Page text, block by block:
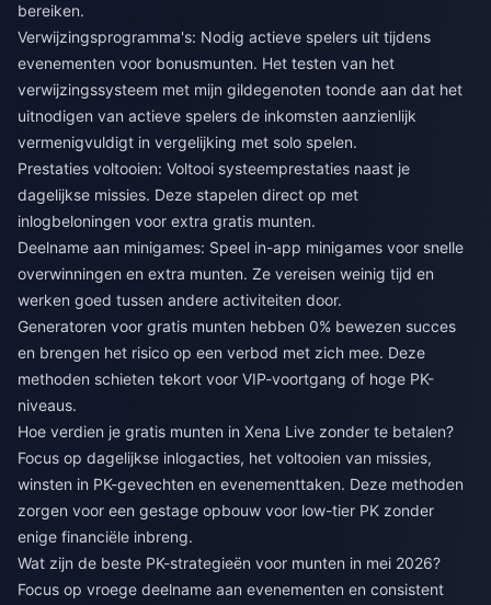
bereiken.
Verwijzingsprogramma's: Nodig actieve spelers uit tijdens
evenementen voor bonusmunten. Het testen van het
verwijzingssysteem met mijn gildegenoten toonde aan dat het
uitnodigen van actieve spelers de inkomsten aanzienlijk
vermenigvuldigt in vergelijking met solo spelen.
Prestaties voltooien: Voltooi systeemprestaties naast je
dagelijkse missies. Deze stapelen direct op met
inlogbeloningen voor extra gratis munten.
Deelname aan minigames: Speel in-app minigames voor snelle
overwinningen en extra munten. Ze vereisen weinig tijd en
werken goed tussen andere activiteiten door.
Generatoren voor gratis munten hebben 0% bewezen succes
en brengen het risico op een verbod met zich mee. Deze
methoden schieten tekort voor VIP-voortgang of hoge PK-
niveaus.
Hoe verdien je gratis munten in Xena Live zonder te betalen?
Focus op dagelijkse inlogacties, het voltooien van missies,
winsten in PK-gevechten en evenementtaken. Deze methoden
zorgen voor een gestage opbouw voor low-tier PK zonder
enige financiële inbreng.
Wat zijn de beste PK-strategieën voor munten in mei 2026?
Focus op vroege deelname aan evenementen en consistent